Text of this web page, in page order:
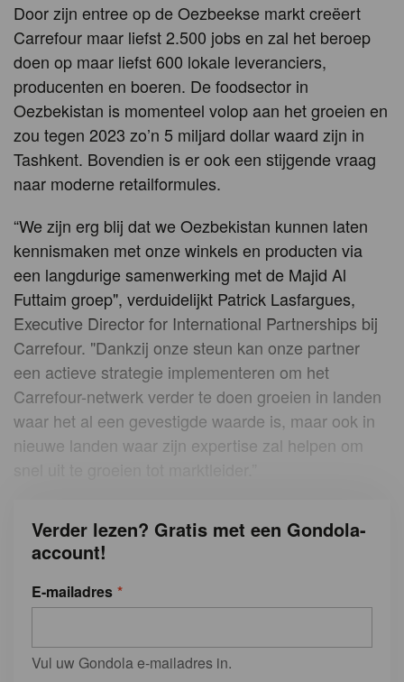
Door zijn entree op de Oezbeekse markt creëert
Carrefour maar liefst 2.500 jobs en zal het beroep
doen op maar liefst 600 lokale leveranciers,
producenten en boeren. De foodsector in
Oezbekistan is momenteel volop aan het groeien en
zou tegen 2023 zo’n 5 miljard dollar waard zijn in
Tashkent. Bovendien is er ook een stijgende vraag
naar moderne retailformules.
“We zijn erg blij dat we Oezbekistan kunnen laten
kennismaken met onze winkels en producten via
een langdurige samenwerking met de Majid Al
Futtaim groep", verduidelijkt Patrick Lasfargues,
Executive Director for International Partnerships bij
Carrefour. "Dankzij onze steun kan onze partner
een actieve strategie implementeren om het
Carrefour-netwerk verder te doen groeien in landen
waar het al een gevestigde waarde is, maar ook in
nieuwe landen waar zijn expertise zal helpen om
Verder lezen? Gratis met een Gondola-
account!
E-mailadres
Vul uw Gondola e-mailadres in.